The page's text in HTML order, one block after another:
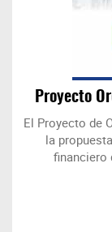
Proyecto
El Proyecto de
la
financiero